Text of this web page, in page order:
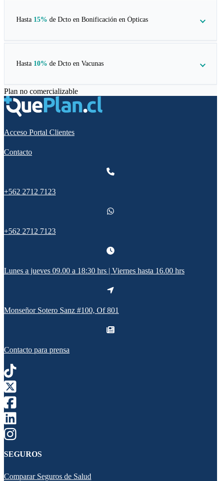
Hasta 15% de Dcto en Bonificación en Ópticas
Hasta 10% de Dcto en Vacunas
Plan no comercializable
Acceso Portal Clientes
Contacto
+562 2712 7123
+562 2712 7123
Lunes a jueves 09.00 a 18:30 hrs | Viernes hasta 16.00 hrs
Monseñor Sotero Sanz #100, Of 801
Contacto para prensa
SEGUROS
Comparar Seguros de Salud